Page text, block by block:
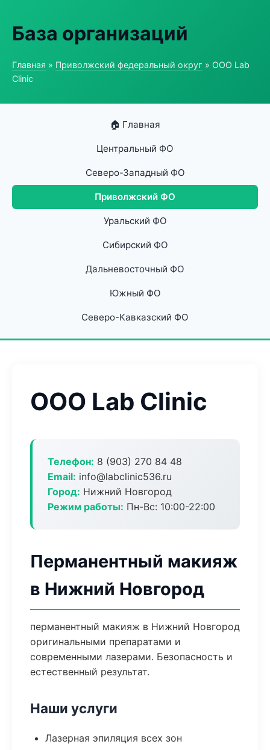
База организаций
Главная » Приволжский федеральный округ » ООО Lab
Clinic
🏠 Главная
Центральный ФО
Северо-Западный ФО
Приволжский ФО
Уральский ФО
Сибирский ФО
Дальневосточный ФО
Южный ФО
Северо-Кавказский ФО
ООО Lab Clinic
Телефон: 8 (903) 270 84 48
Email: info@labclinic536.ru
Город: Нижний Новгород
Режим работы: Пн-Вс: 10:00-22:00
Перманентный макияж
в Нижний Новгород
перманентный макияж в Нижний Новгород
оригинальными препаратами и
современными лазерами. Безопасность и
естественный результат.
Наши услуги
Лазерная эпиляция всех зон